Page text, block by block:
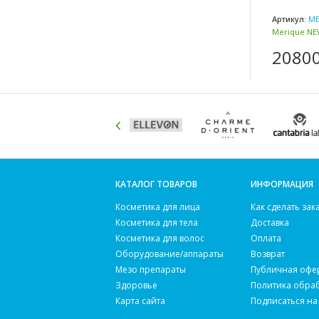
Артикул:
Merique
КАТАЛОГ ТОВАРОВ
Косметика для лица
Косметика для тела
Косметика для волос
Оборудование/аппараты
Мезо препараты
Здоровье
Карта сайта
ИНФОРМАЦИЯ
Как сделать
Доставка
Оплата
Возврат
Публичная
Политика
Подписаться